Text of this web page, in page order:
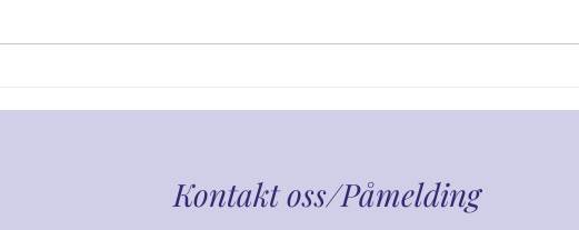
Kontakt oss/Påmelding